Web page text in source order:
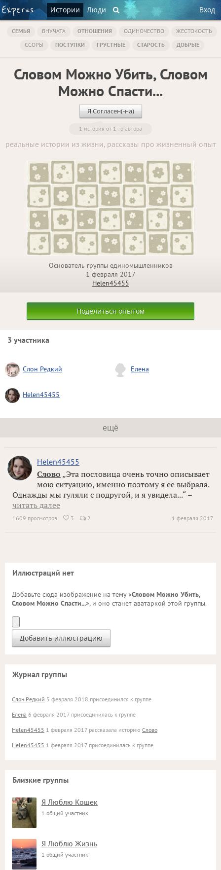
Истории Люди Вход
СЕМЬЯ ВНУЧАТА ОТНОШЕНИЯ ОДИНОЧЕСТВО
ЖЕСТОКОСТЬ
ССОРЫ
ПОСТУПКИ ГРУСТНЫЕ СТАРОСТЬ ДОБРЫЕ
Словом Можно Убить, Словом
Можно Спасти...
Я Согласен(-на)
1 история от 1-го автора
реальные истории из жизни, рассказы про жизненный опыт
Основатель группы единомышленников
1 февраля 2017
Helen45455
Поделиться опытом
3 участника
Слон Редкий Елена
Helen45455
ещё
Helen45455
Слово „Эта пословица очень точно описывает
мою ситуацию, именно поэтому я ее выбрала.
Однажды мы гуляли с подругой, и я увидела...“ –
читать далее
1 февраля 2017
1609 просмотров  3 2
Иллюстраций нет
Добавьте сюда изображение на тему «Словом Можно Убить,
Словом Можно Спасти...», и оно станет аватаркой этой группы.
Журнал группы
Слон Редкий 5 февраля 2018 присоединился к группе
Елена 6 февраля 2017 присоединилась к группе
Helen45455 1 февраля 2017 рассказала историю Слово
Helen45455 1 февраля 2017 присоединилась к группе
Близкие группы
Я Люблю Кошек
1 общий участник
Я Люблю Жизнь
1 общий участник